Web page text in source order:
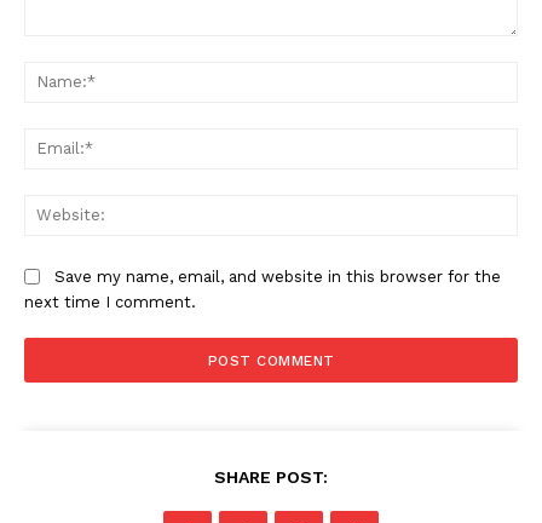
Save my name, email, and website in this browser for the
next time I comment.
SHARE POST: